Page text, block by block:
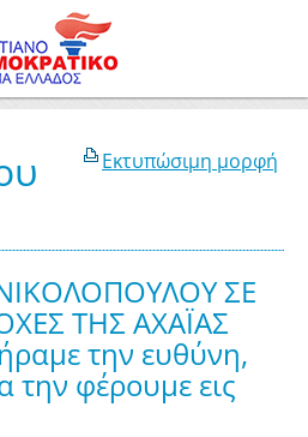
Εκτυπώσιμη μορφή
ΣΕ
ΤΗΣ ΑΧΑΪΑΣ
την ευθύνη,
την φέρουμε εις